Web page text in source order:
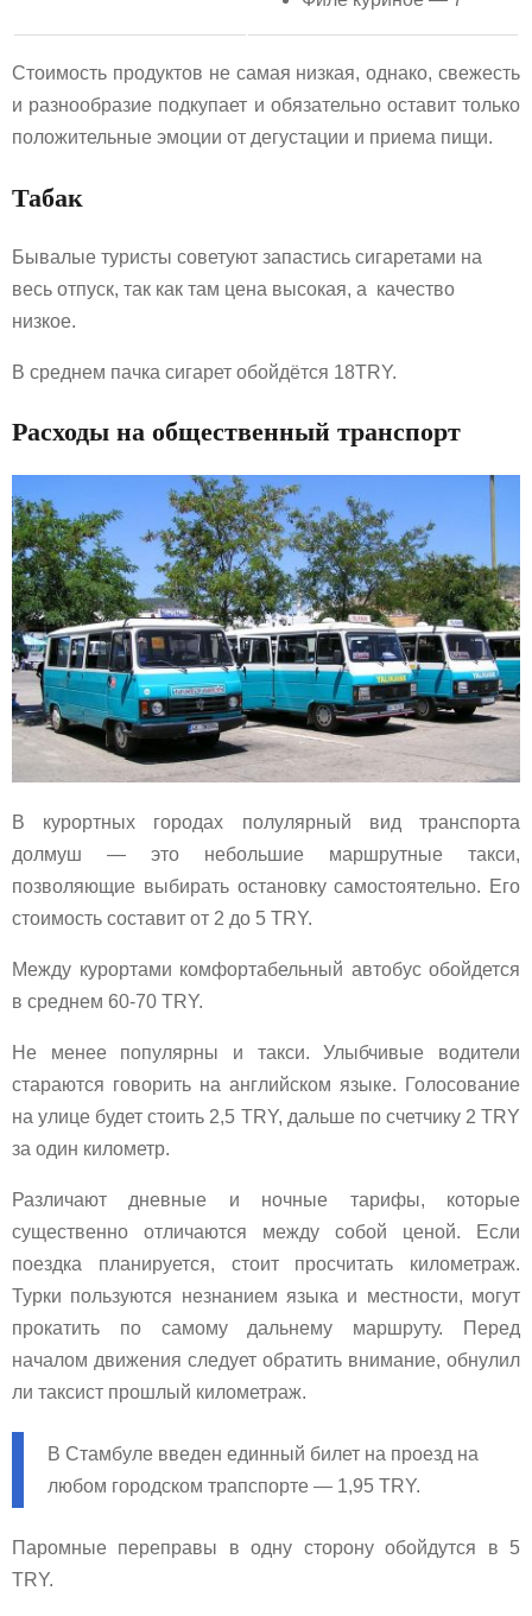
Стоимость продуктов не самая низкая, однако, свежесть
и разнообразие подкупает и обязательно оставит только
положительные эмоции от дегустации и приема пищи.
Табак
Бывалые туристы советуют запастись сигаретами на
весь отпуск, так как там цена высокая, а качество
низкое.
В среднем пачка сигарет обойдётся 18TRY.
Расходы на общественный транспорт
В курортных городах полулярный вид транспорта
долмуш — это небольшие маршрутные такси,
позволяющие выбирать остановку самостоятельно. Его
стоимость составит от 2 до 5 TRY.
Между курортами комфортабельный автобус обойдется
в среднем 60-70 TRY.
Не менее популярны и такси. Улыбчивые водители
стараются говорить на английском языке. Голосование
на улице будет стоить 2,5 TRY, дальше по счетчику 2 TRY
за один километр.
Различают дневные и ночные тарифы, которые
существенно отличаются между собой ценой. Если
поездка планируется, стоит просчитать километраж.
Турки пользуются незнанием языка и местности, могут
прокатить по самому дальнему маршруту. Перед
началом движения следует обратить внимание, обнулил
ли таксист прошлый километраж.
В Стамбуле введен единный билет на проезд на
любом городском трапспорте — 1,95 TRY.
Паромные переправы в одну сторону обойдутся в 5
TRY.